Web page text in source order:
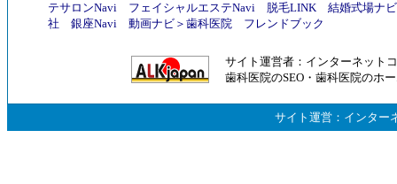
テサロンNavi
フェイシャルエステNavi 脱毛LINK
結婚式場ナビ
社
銀座Navi 動画ナビ ＞ 歯科医院 フレンドブック
サイト運営者： インターネット
歯科医院のSEO ・ 歯科医院のホ
サイト運営： インター